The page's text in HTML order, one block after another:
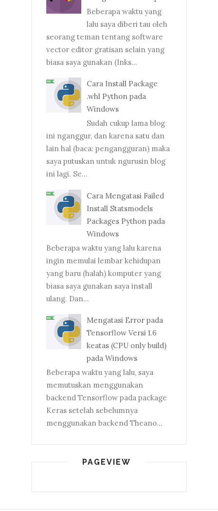
Beberapa waktu yang
lalu saya diberi tau oleh
seorang teman tentang software
vector editor gratisan selain yang
biasa saya gunakan (Inks...
Cara Install Package
.whl Python pada
Windows
Sudah cukup lama blog
ini nganggur, dan karena satu dan
lain hal (baca: pengangguran) maka
saya putuskan untuk ngurusin blog
ini lagi. Se...
Cara Mengatasi Failed
Install Statsmodels
Packages Python pada
Windows
Beberapa waktu yang lalu karena
ingin memulai lembar kehidupan
yang baru (halah) komputer yang
biasa saya gunakan saya install
ulang. Dan...
Mengatasi Error pada
Tensorflow Versi 1.6
keatas (CPU only build)
pada Windows
Beberapa waktu yang lalu, saya
memutuskan menggunakan
backend Tensorflow pada package
Keras setelah sebelumnya
menggunakan backend Theano...
PAGEVIEW